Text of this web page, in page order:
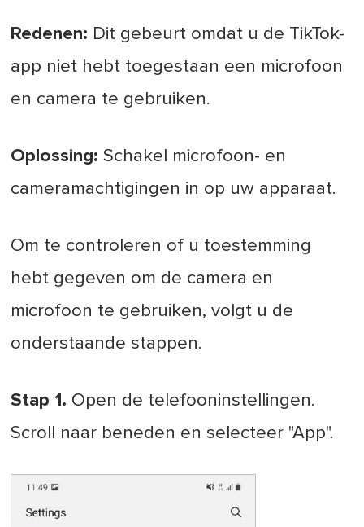
Redenen: Dit gebeurt omdat u de TikTok-
app niet hebt toegestaan een microfoon
en camera te gebruiken.
Oplossing: Schakel microfoon- en
cameramachtigingen in op uw apparaat.
Om te controleren of u toestemming
hebt gegeven om de camera en
microfoon te gebruiken, volgt u de
onderstaande stappen.
Stap 1. Open de telefooninstellingen.
Scroll naar beneden en selecteer "App".